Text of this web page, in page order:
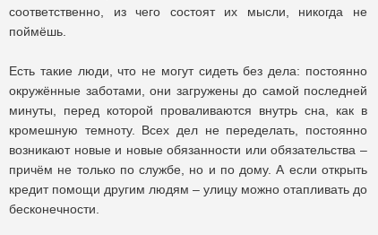
соответственно, из чего состоят их мысли, никогда не
поймёшь.
Есть такие люди, что не могут сидеть без дела: постоянно
окружённые заботами, они загружены до самой последней
минуты, перед которой проваливаются внутрь сна, как в
кромешную темноту. Всех дел не переделать, постоянно
возникают новые и новые обязанности или обязательства –
причём не только по службе, но и по дому. А если открыть
кредит помощи другим людям – улицу можно отапливать до
бесконечности.